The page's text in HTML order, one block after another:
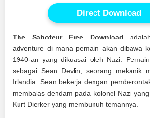
Direct Download
The Saboteur Free Download
adventure di mana pemain akan dibawa
1940-an yang dikuasai oleh Nazi.
sebagai Sean Devlin, seorang mekanik
Irlandia. Sean bekerja dengan
membalas dendam pada kolonel Nazi
Kurt Dierker yang membunuh temannya.